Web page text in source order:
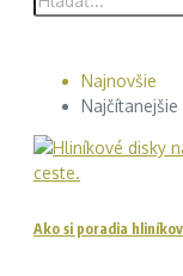
Najnovšie
Najčítanejšie
Ako si poradia